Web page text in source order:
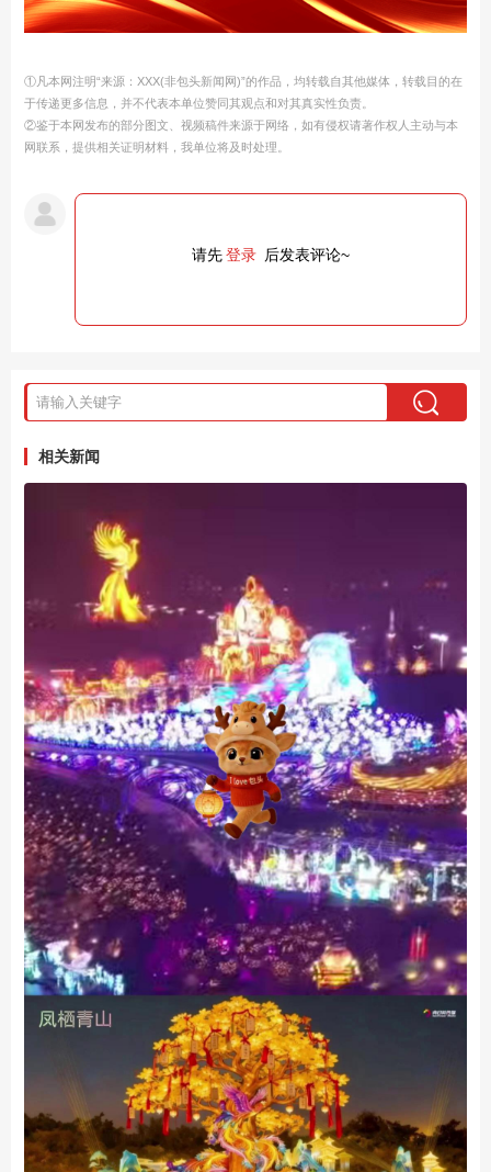
①凡本网注明“来源：XXX(非包头新闻网)”的作品，均转载自其他媒体，转载目的在
于传递更多信息，并不代表本单位赞同其观点和对其真实性负责。
②鉴于本网发布的部分图文、视频稿件来源于网络，如有侵权请著作权人主动与本
网联系，提供相关证明材料，我单位将及时处理。
请先登录 后发表评论~
相关新闻